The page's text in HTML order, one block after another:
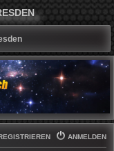
ANMELDEN